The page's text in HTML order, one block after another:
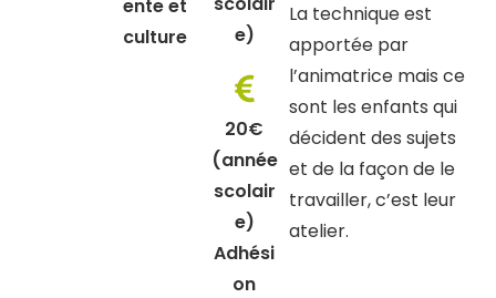
ente et
culture
e)
20€
(année
scolair
e)
Adhési
on
La technique est
apportée par
l’animatrice mais ce
sont les enfants qui
décident des sujets
et de la façon de le
travailler, c’est leur
atelier.